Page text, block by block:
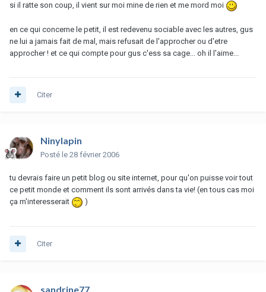
si il ratte son coup, il vient sur moi mine de rien et me mord moi
en ce qui concerne le petit, il est redevenu sociable avec les autres, gus
ne lui a jamais fait de mal, mais refusait de l'approcher ou d'etre
approcher ! et ce qui compte pour gus c'ess sa cage... oh il l'aime...
Citer
Ninylapin
Posté le 28 février 2006
tu devrais faire un petit blog ou site internet, pour qu'on puisse voir tout
ce petit monde et comment ils sont arrivés dans ta vie! (en tous cas moi
ça m'interesserait
)
Citer
sandrine77